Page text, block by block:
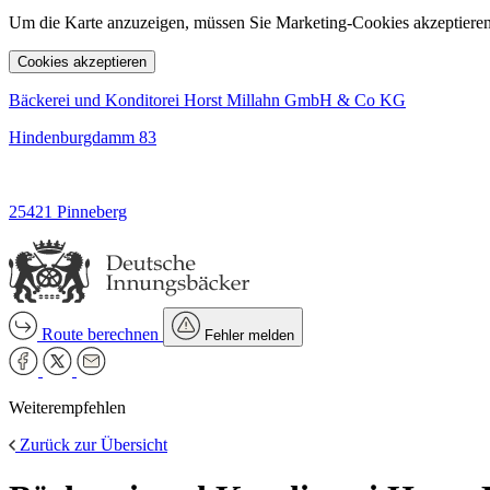
Um die Karte anzuzeigen, müssen Sie Marketing-Cookies
Cookies akzeptieren
Bäckerei und Konditorei Horst Millahn GmbH & Co KG
Hindenburgdamm 83
25421 Pinneberg
Route berechnen Fehler melden
Weiterempfehlen
Zurück zur Übersicht